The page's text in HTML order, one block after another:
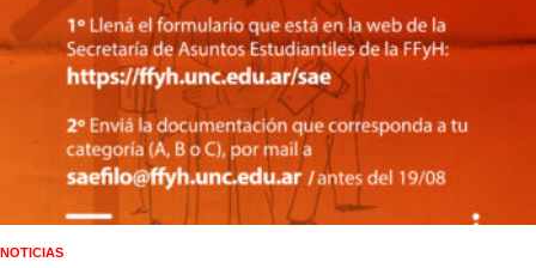
NOTICIAS